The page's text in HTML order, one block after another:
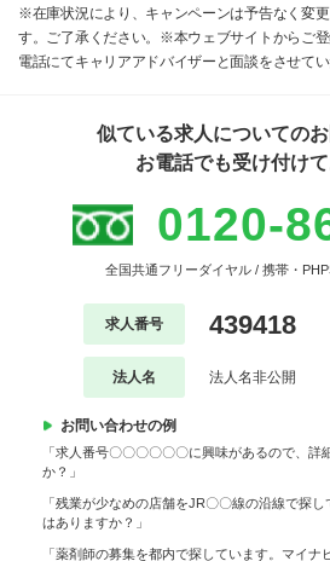
※在庫状況により、キャンペーンは予告なく変
す。ご了承ください。※本ウェブサイトからご
電話にてキャリアアドバイザーと面談をさせて
似ている求人についての
お電話でも受け付け
0120-
全国共通フリーダイヤル / 携帯・
求人番号 439418
法人名 法人名非公開
お問い合わせの例
「求人番号〇〇〇〇〇〇に興味があるので、詳
か？」
「残業が少なめの店舗をJR〇〇線の沿線で探
はありますか？」
「薬剤師の募集を都内で探しています。マイナ